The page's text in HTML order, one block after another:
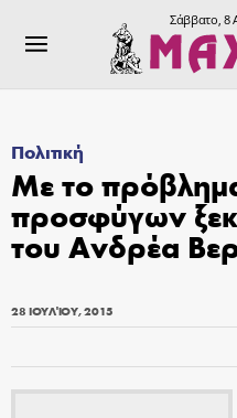
Σάββατο, 8
Πολιτική
Με το
προσφύγων
του Ανδρέα
28 ΙΟΥΛΊΟΥ, 2015